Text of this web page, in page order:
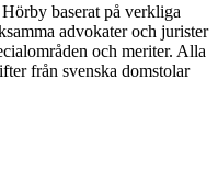
Hörby baserat på verkliga
advokater och jurister
och meriter. Alla
från svenska domstolar